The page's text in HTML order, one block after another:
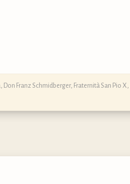
Don Franz Schmidberger, Fraternità San Pio X